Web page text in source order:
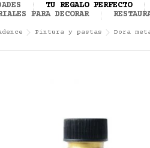
TU REGALO PERFECTO
PARA DECORAR
Pintura y pastas Dora